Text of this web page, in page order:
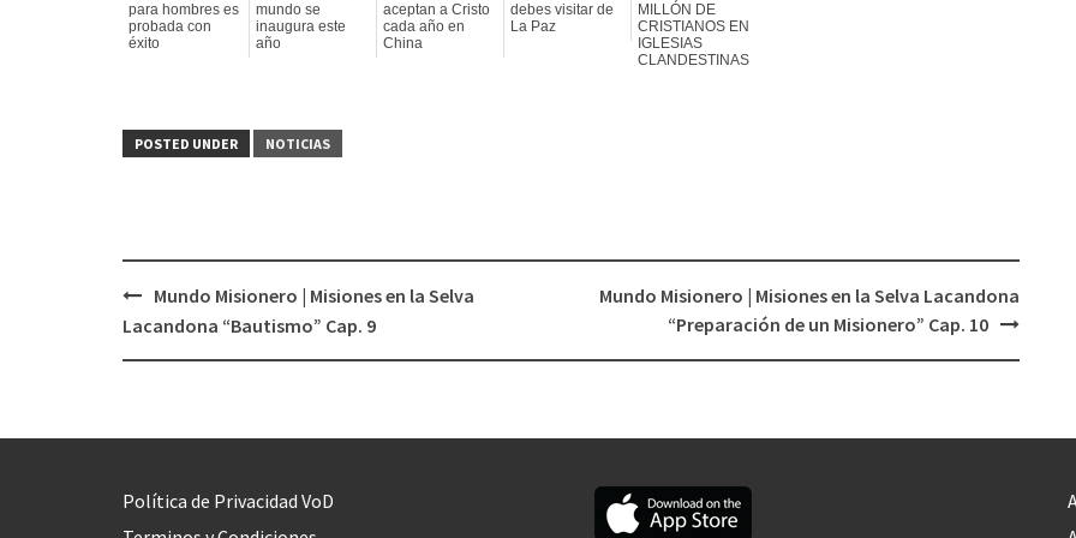
para hombres es
probada con
éxito
mundo se
inaugura este
año
aceptan a Cristo
cada año en
China
debes visitar de
La Paz
MILLÓN DE
CRISTIANOS EN
IGLESIAS
CLANDESTINAS
POSTED UNDER NOTICIAS
Post
Mundo Misionero | Misiones en la Selva
Lacandona “Bautismo” Cap. 9
Mundo Misionero | Misiones en la Selva Lacandona
“Preparación de un Misionero” Cap. 10
Política de Privacidad VoD